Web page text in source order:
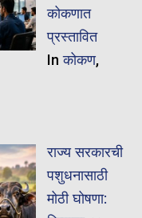
कोकणात
प्रस्तावित
Inकोकण,
राज्य सरकारची
पशुधनासाठी
मोठी घोषणा: